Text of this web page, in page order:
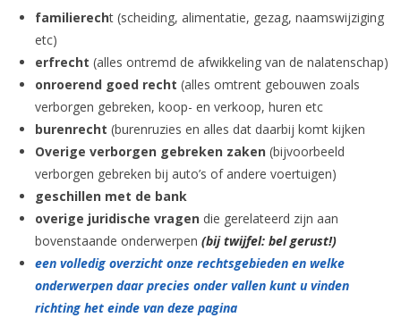
familierecht (scheiding, alimentatie, gezag, naamswijziging
etc)
erfrecht (alles ontremd de afwikkeling van de nalatenschap)
onroerend goed recht (alles omtrent gebouwen zoals
verborgen gebreken, koop- en verkoop, huren etc
burenrecht (burenruzies en alles dat daarbij komt kijken
Overige verborgen gebreken zaken(bijvoorbeeld
verborgen gebreken bij auto’s of andere voertuigen)
geschillen met de bank
overige juridische vragen die gerelateerd zijn aan
bovenstaande onderwerpen (bij twijfel: bel gerust!)
een volledig overzicht onze rechtsgebieden en welke
onderwerpen daar precies onder vallen kunt u vinden
richting het einde van deze pagina